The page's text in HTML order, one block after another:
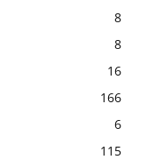
8
8
16
166
6
115